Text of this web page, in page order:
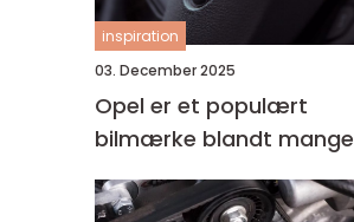
inspiration
03. December 2025
Opel er et populært
bilmærke blandt mange